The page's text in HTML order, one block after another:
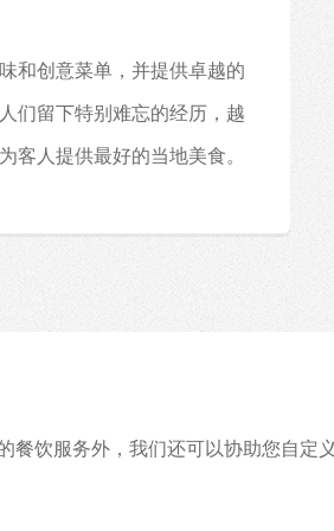
和创意菜单，并提供卓越的
们留下特别难忘的经历，越
客人提供最好的当地美食。
餐饮服务外，我们还可以协助您自定